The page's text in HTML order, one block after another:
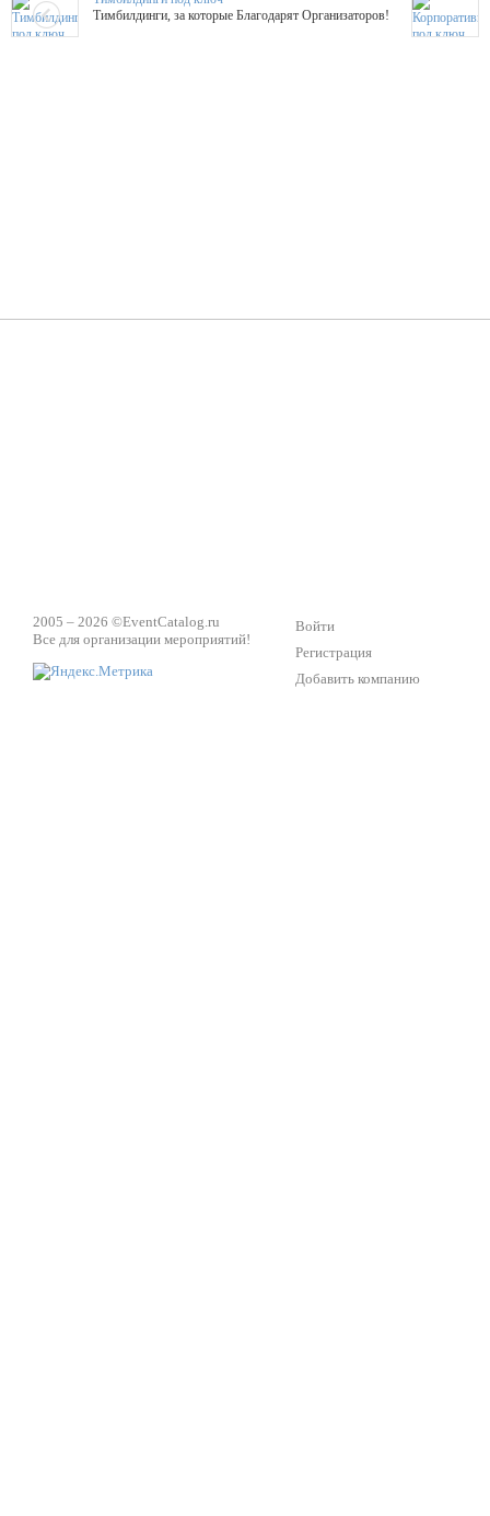
Тимбилдинги, за которые Благодарят Организаторов!
2005 – 2026 ©EventCatalog.ru
Все для организации мероприятий!
Войти
Регистрация
Добавить компанию